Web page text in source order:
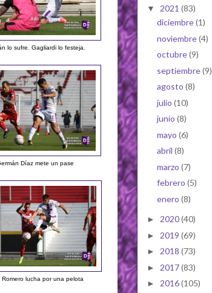
lo sufre. Gagliardi lo festeja.
Díaz mete un pase
Romero lucha por una pelota
▼ 2021 (83)
diciembre(1)
noviembre(4)
octubre(9)
septiembre(9)
agosto (8)
julio (10)
junio (8)
mayo (6)
abril (8)
marzo (7)
febrero (5)
enero (8)
► 2020(40)
► 2019 (69)
► 2018 (73)
► 2017(83)
► 2016(105)